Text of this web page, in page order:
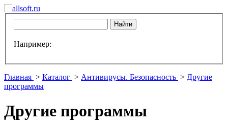
Например:
Главная > Каталог > Антивирусы. Безопасность > Другие
программы
Другие программы